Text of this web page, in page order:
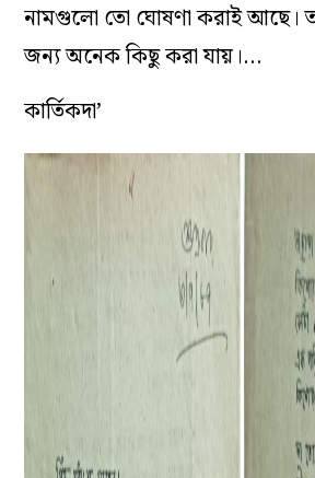
নামগুলো তো ঘোষণা করাই আছে।
জন্য অনেক কিছু করা যায়।…
কার্তিকদা’